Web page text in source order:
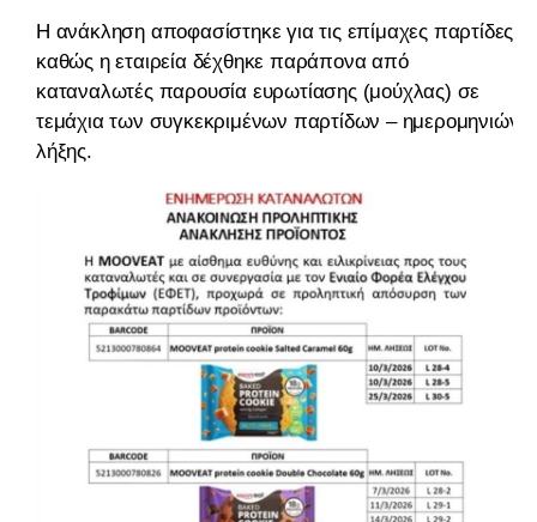
Η ανάκληση αποφασίστηκε για τις επίμαχες παρτίδες
καθώς η εταιρεία δέχθηκε παράπονα από
καταναλωτές παρουσία ευρωτίασης (μούχλας) σε
τεμάχια των συγκεκριμένων παρτίδων – ημερομηνιών
λήξης.